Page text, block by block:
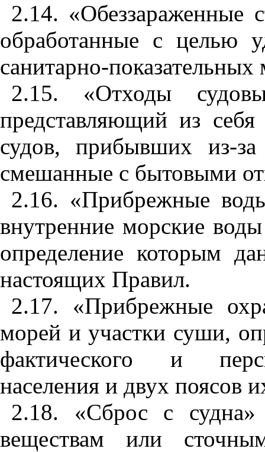
2.14. «Обеззараженные
обработанные с целью
санитарно-показательных
2.15. «Отходы
представляющий из
судов, прибывших из-з
смешанные с бытовыми
2.16. «Прибрежные
внутренние морские
определение которым
настоящих Правил.
2.17. «Прибрежные
морей и участки суши, оп
фактического и
населения и двух поясов
2.18. «Сброс с
веществам или